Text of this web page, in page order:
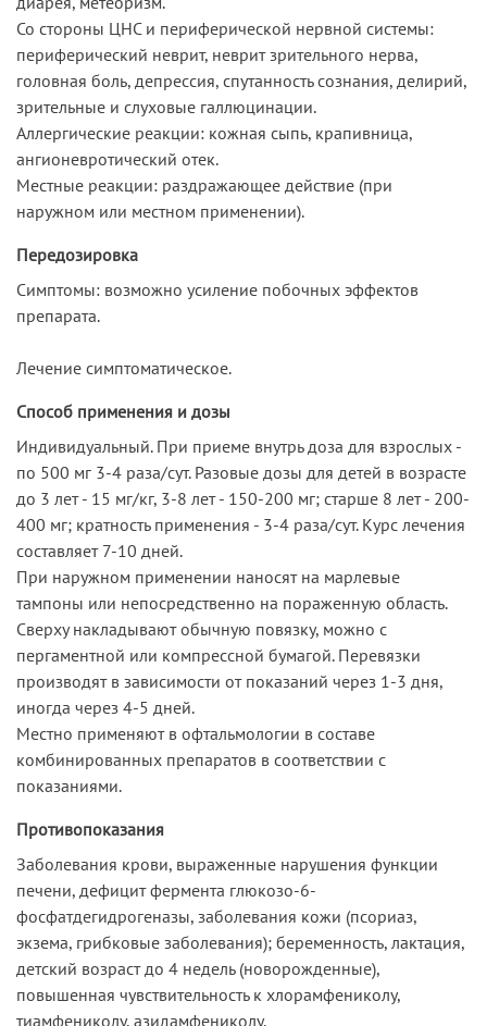
Со стороны ЦНС и периферической нервной системы:
периферический неврит, неврит зрительного нерва,
головная боль, депрессия, спутанность сознания, делирий,
зрительные и слуховые галлюцинации.
Аллергические реакции: кожная сыпь, крапивница,
ангионевротический отек.
Местные реакции: раздражающее действие (при
наружном или местном применении).
Передозировка
Симптомы: возможно усиление побочных эффектов
препарата.
Лечение симптоматическое.
Способ применения и дозы
Индивидуальный. При приеме внутрь доза для взрослых -
по 500 мг 3-4 раза/сут. Разовые дозы для детей в возрасте
до 3 лет - 15 мг/кг, 3-8 лет - 150-200 мг; старше 8 лет - 200-
400 мг; кратность применения - 3-4 раза/сут. Курс лечения
составляет 7-10 дней.
При наружном применении наносят на марлевые
тампоны или непосредственно на пораженную область.
Сверху накладывают обычную повязку, можно с
пергаментной или компрессной бумагой. Перевязки
производят в зависимости от показаний через 1-3 дня,
иногда через 4-5 дней.
Местно применяют в офтальмологии в составе
комбинированных препаратов в соответствии с
показаниями.
Противопоказания
Заболевания крови, выраженные нарушения функции
печени, дефицит фермента глюкозо-6-
фосфатдегидрогеназы, заболевания кожи (псориаз,
экзема, грибковые заболевания); беременность, лактация,
детский возраст до 4 недель (новорожденные),
повышенная чувствительность к хлорамфениколу,
тиамфениколу, азидамфениколу.